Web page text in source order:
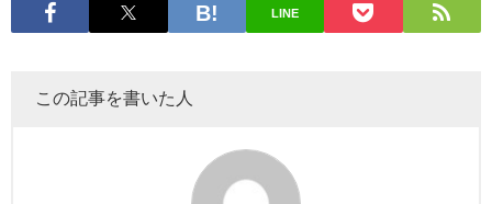
LINE
この記事を書いた人